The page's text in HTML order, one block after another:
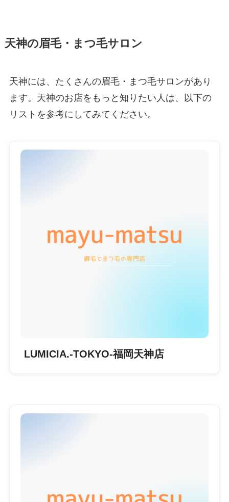
天神の眉毛・まつ毛サロン
天神には、たくさんの眉毛・まつ毛サロンがあり
ます。天神のお店をもっと知りたい人は、以下の
リストを参考にしてみてください。
LUMICIA.-TOKYO-福岡天神店